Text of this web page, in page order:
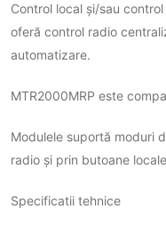
Control local și/sau
oferă control radio
automatizare.
MTR2000MRP este
Modulele suportă moduri
radio și prin butoane
Specificatii tehnice